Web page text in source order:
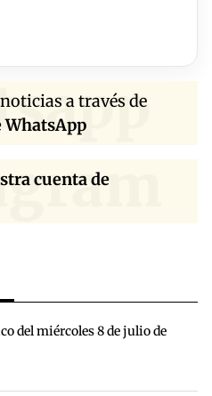
a través de
WhatsApp
cuenta de
del miércoles 8 de julio de